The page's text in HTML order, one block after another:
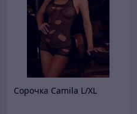
Сорочка Camila L/XL